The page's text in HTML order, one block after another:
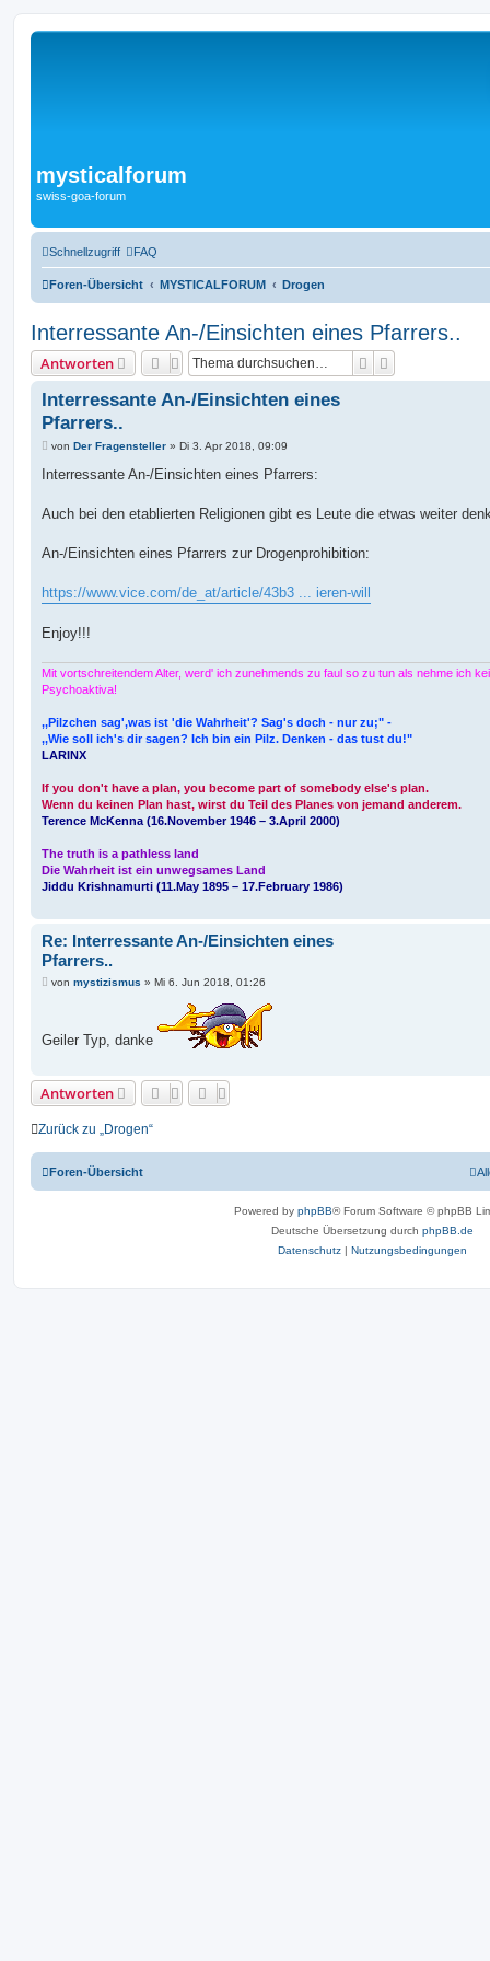
mysticalforum
swiss-goa-forum
Schnellzugriff FAQ
Foren-Übersicht MYSTICALFORUM Drogen
Interressante An-/Einsichten eines Pfarrers..
Antworten Suche
Interressante An-/Einsichten eines
Pfarrers..
B
i
a
von Der Fragensteller » Di 3. Apr 2018, 09:09
Interressante An-/Einsichten eines Pfarrers:
Auch bei den etablierten Religionen gibt es Leute die etwas weiter
An-/Einsichten eines Pfarrers zur Drogenprohibition:
https://www.vice.com/de_at/article/43b3 ... ieren-will
Enjoy!!!
Mit vortschreitendem Alter, werd' ich zunehmends zu faul so zu tun als nehme ich
Psychoaktiva!
,,Pilzchen sag',was ist 'die Wahrheit'? Sag's doch - nur zu;" -
,,Wie soll ich's dir sagen? Ich bin ein Pilz. Denken - das tust du!"
LARINX
If you don't have a plan, you become part of somebody else's plan.
Wenn du keinen Plan hast, wirst du Teil des Planes von jemand anderem.
Terence McKenna (16.November 1946 – 3.April 2000)
The truth is a pathless land
Die Wahrheit ist ein unwegsames Land
Jiddu Krishnamurti (11.May 1895 – 17.February 1986)
Re: Interressante An-/Einsichten eines
Pfarrers..
B
r
a
von mystizismus » Mi 6. Jun 2018, 01:26
Geiler Typ, danke
Antworten
Zurück zu „Drogen“
Foren-Übersicht
Powered by phpBB® Forum Software © phpBB
Deutsche Übersetzung durch phpBB.de
Datenschutz | Nutzungsbedingungen